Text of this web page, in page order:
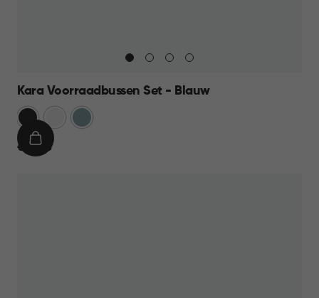
Kara Voorraadbussen Set - Blauw
Antraciet Blauw
€
€ 39,95
IN